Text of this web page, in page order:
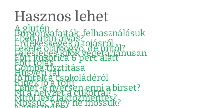
Hasznos lehet
A glutén
Burgonyafajták, felhasználásuk
Ebéd után alvás?
Érdekességek a tojásról
Fekete olajbogyó, de mitől?
Felesleges kilók vegetáriánusan
Főtt kukorica 6 perc alatt
Főtt tojás
Gomba tisztítása
Húsvéti tál
Jó hírek a csokoládéról
Kinek jó a tofu
Lehet-e nyersen enni a birset?
Mi a helyzet a cukorral?
Mitől lesz laktózmentes?
Mossuk, vagy ne mossuk?